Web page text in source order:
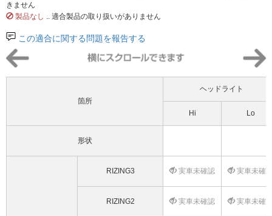
きません
製品なし .. 適合製品の取り扱いがありません
この適合に関する問題を報告する
箇所
ヘッドライト
Hi Lo
形状
RIZING3 実車未確認 実車未確
RIZING2 実車未確認 実車未確